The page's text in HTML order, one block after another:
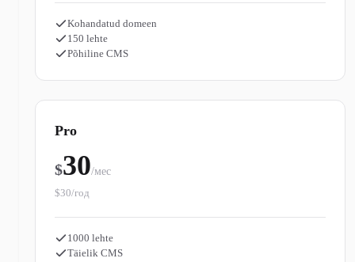
Kohandatud domeen
150 lehte
Põhiline CMS
Pro
$30/мес
$30/год
1000 lehte
Täielik CMS